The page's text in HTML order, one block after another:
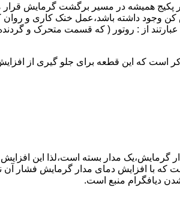
همیشه در مسیر برگشت گرمایش قرار می
آب پخش کن وجود داشته باشد،عمل خنک کاری و
از : روتور ( که قسمت متحرک و
است که این قطعه برای جلو گیری از
گرمایش،یک مدار بسته است،لذا این
که با افزایش دمای مدار گرمایش فشار
شدن دیافگرام منبع است.